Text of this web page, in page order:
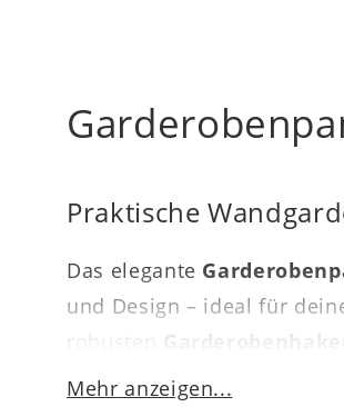
Praktische
Das elegante
und Design – ideal für
robusten
stilvoll zu verstauen.
Mehr anzeigen...